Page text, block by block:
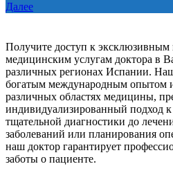
Далее
Получите доступ к эксклюзивным
медицинским услугам доктора в
различных регионах Испании.
богатым международным опытом
различных областях медицины,
индивидуализированный подход
тщательной диагностики до
заболеваний или планирования
наш доктор гарантирует
заботы о пациенте.